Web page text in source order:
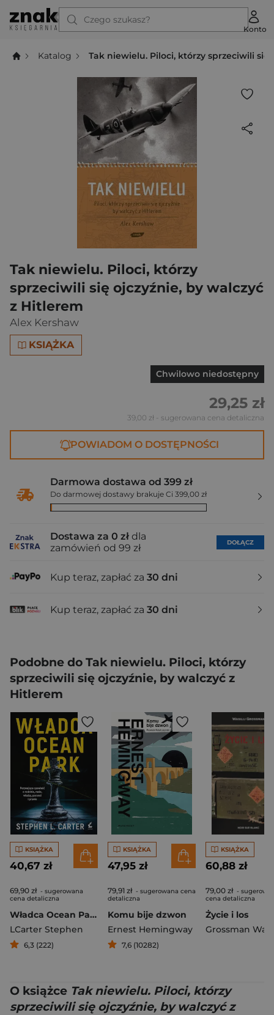
Czego szukasz?
Konto
Katalog Tak niewielu. Piloci, którzy sprzeciwili się
Tak niewielu. Piloci, którzy
sprzeciwili się ojczyźnie, by walczyć
z Hitlerem
Alex Kershaw
KSIĄŻKA
Chwilowo niedostępny
29,25 zł
39,00 zł - sugerowana cena detaliczna
POWIADOM O DOSTĘPNOŚCI
Darmowa dostawa od 399 zł
Do darmowej dostawy brakuje Ci 399,00 zł
Dostawa za 0 zł dla
zamówień od 99 zł
DOŁĄCZ
Kup teraz, zapłać za 30 dni
Kup teraz, zapłać za 30 dni
Podobne do Tak niewielu. Piloci, którzy
sprzeciwili się ojczyźnie, by walczyć z
Hitlerem
KSIĄŻKA
40,67 zł
69,90 zł - sugerowana
cena detaliczna
Władca Ocean Park
LCarter Stephen
6,3 (222)
KSIĄŻKA
47,95 zł
79,91 zł - sugerowana cena
detaliczna
Komu bije dzwon
Ernest Hemingway
7,6 (10282)
KSIĄŻKA
60,88 zł
79,00 zł -
cena detaliczna
Życie i los
Grossman
O książce Tak niewielu. Piloci, którzy
sprzeciwili się ojczyźnie, by walczyć z